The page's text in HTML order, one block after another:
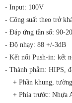
- Input: 100V
- Công suất theo trở
- Đáp ứng tần số: 90-
- Độ nhạy: 88 +/-3dB
- Kết nối Push-in: kết
- Thành phẩm: HIPS,
+ Phần khung,
+ Phía trước: Nhựa